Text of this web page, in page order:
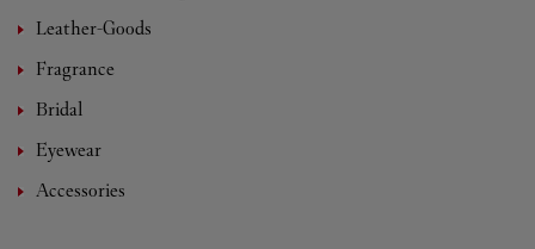
Leather-Goods
Fragrance
Bridal
Eyewear
Accessories